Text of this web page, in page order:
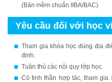
(Bản mềm chuẩn IIBA/BAC).
Yêu cầu đối với học
Tham gia khóa học đúng địa
định.
Tuân thủ các nội quy lớp học.
Có tinh thần hợp tác, tham gia